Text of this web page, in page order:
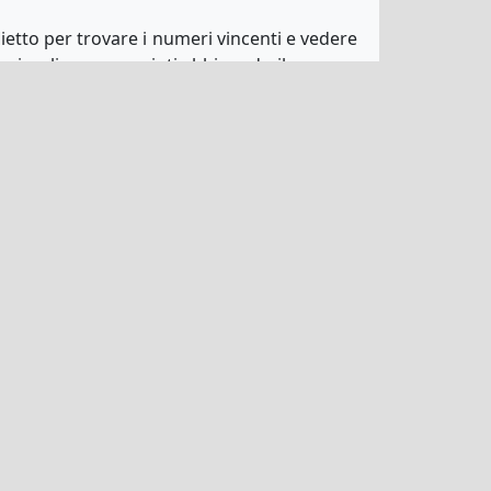
per trovare i numeri vincenti e vedere
vengono vinti abbinando il numero